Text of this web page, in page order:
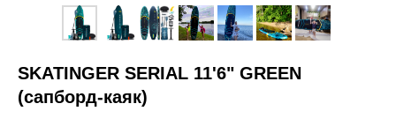
SKATINGER SERIAL 11'6" GREEN
(сапборд-каяк)